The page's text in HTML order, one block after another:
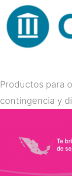
Productos para
contingencia y